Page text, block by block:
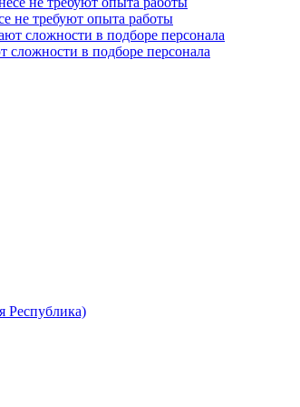
не требуют опыта работы
в подборе персонала
Республика)